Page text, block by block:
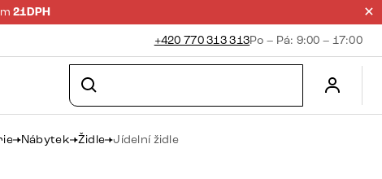
21DPH
+420 770 313 313Po – Pá: 9:00 – 17:00
Nábytek Židle Jídelní židle